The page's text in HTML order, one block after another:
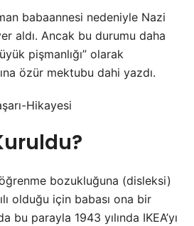
babaannesi nedeniyle Nazi
aldı. Ancak bu durumu daha
pişmanlığı” olarak
özür mektubu dahi yazdı.
bozukluğuna (disleksi)
olduğu için babası ona bir
bu parayla 1943 yılında IKEA’yı